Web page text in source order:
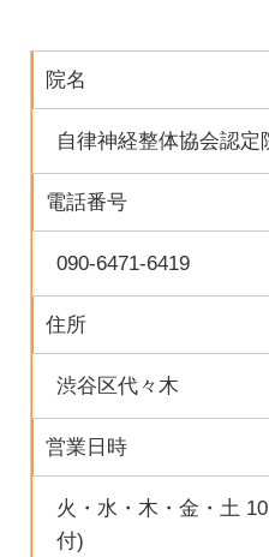
院名
自律神経整体協会認定
電話番号
090-6471-6419
住所
渋谷区代々木
営業日時
火・水・木・金・土
付)